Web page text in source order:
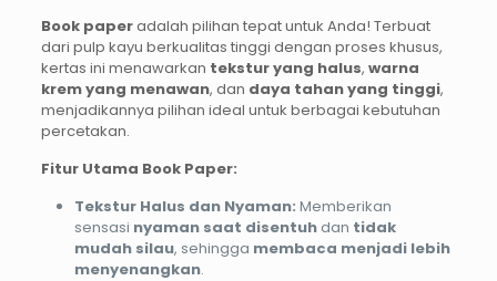
Book paperadalah pilihan tepat untuk Anda! Terbuat
dari pulp kayu berkualitas tinggi dengan proses khusus,
kertas ini menawarkan tekstur yang halus, warna
krem yang menawan, dan daya tahan yang tinggi,
menjadikannya pilihan ideal untuk berbagai kebutuhan
percetakan.
Fitur Utama Book Paper:
Tekstur Halus dan Nyaman: Memberikan
sensasi nyaman saat disentuhdan tidak
mudah silau, sehingga membaca menjadi lebih
menyenangkan.